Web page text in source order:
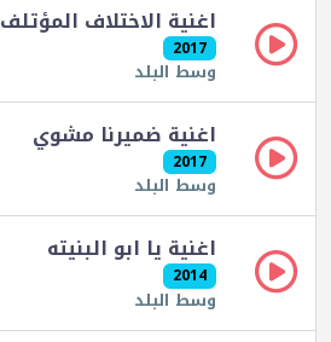
اغنية الاختلاف المؤتلف
2017
وسط البلد
اغنية ضميرنا مشوي
2017
وسط البلد
اغنية يا ابو البنيته
2014
وسط البلد